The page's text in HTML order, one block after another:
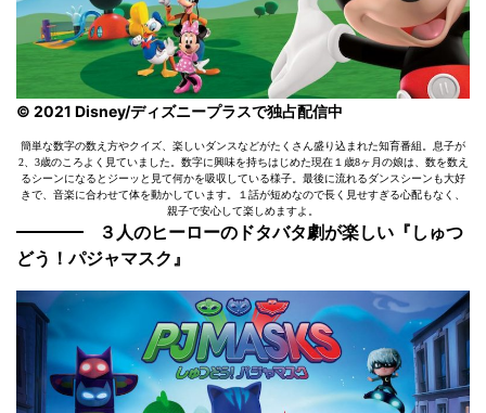
© 2021 Disney/ディズニープラスで独占配信中
簡単な数字の数え方やクイズ、楽しいダンスなどがたくさん盛り込まれた知育番組。息子が
2、3歳のころよく見ていました。数字に興味を持ちはじめた現在１歳8ヶ月の娘は、数を数え
るシーンになるとジーッと見て何かを吸収している様子。最後に流れるダンスシーンも大好
きで、音楽に合わせて体を動かしています。１話が短めなので長く見せすぎる心配もなく、
親子で安心して楽しめますよ。
３人のヒーローのドタバタ劇が楽しい『しゅつ
どう！パジャマスク』